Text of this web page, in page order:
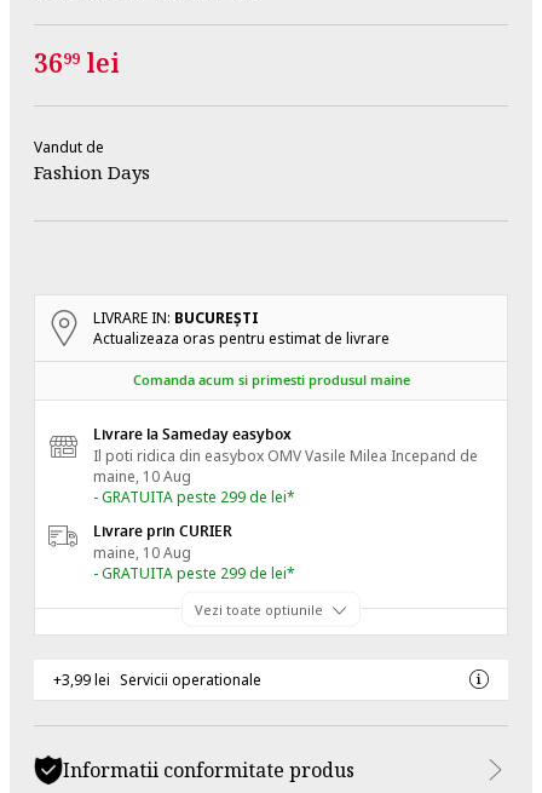
3699 lei
Vandut de
Fashion Days
LIVRARE IN: BUCUREŞTI
Actualizeaza oras pentru estimat de livrare
Comanda acum si primesti produsul maine
Livrare la Sameday easybox
Il poti ridica din easybox OMV Vasile Milea Incepand de
maine, 10 Aug
- GRATUITA peste 299 de lei*
Livrare prin CURIER
maine, 10 Aug
- GRATUITA peste 299 de lei*
Vezi toate optiunile
+3,99 lei Servicii operationale
Informatii conformitate produs